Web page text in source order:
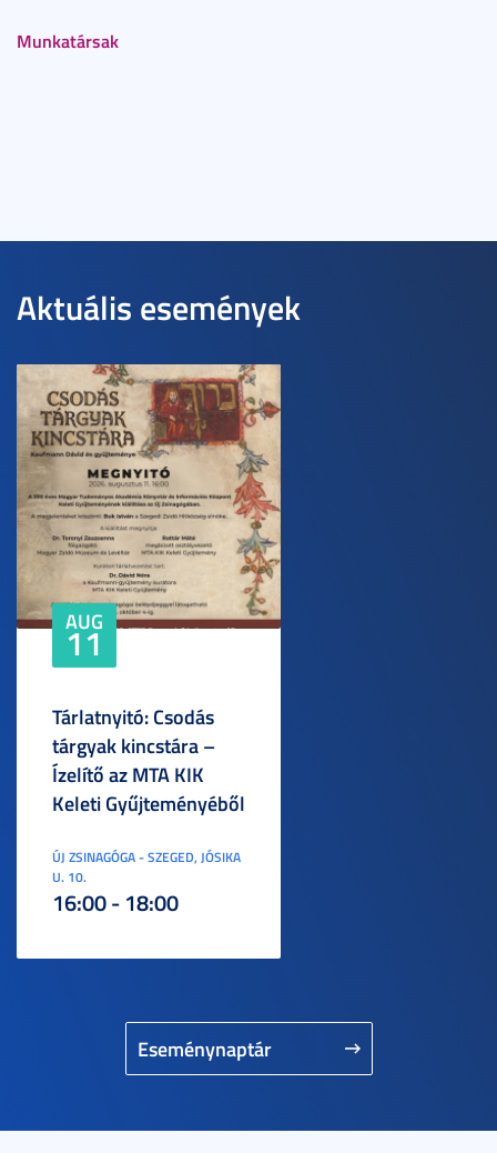
Munkatársak
Aktuális események
Eseménynaptár
AUG
11
Tárlatnyitó: Csodás
tárgyak kincstára –
Ízelítő az MTA KIK
Keleti Gyűjteményéből
ÚJ ZSINAGÓGA - SZEGED, JÓSIKA
U. 10.
16:00 - 18:00